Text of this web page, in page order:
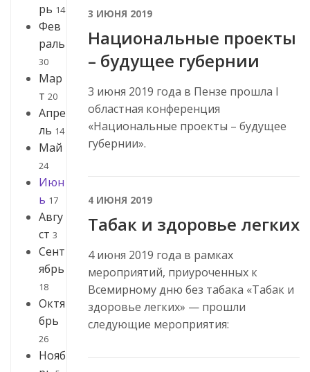
рь 14
Фев
раль
30
Мар
т 20
Апре
ль 14
Май
24
Июн
ь 17
Авгу
ст 3
Сент
ябрь
18
Октя
брь
26
Нояб
3 ИЮНЯ 2019
Национальные проекты
– будущее губернии
3 июня 2019 года в Пензе прошла I
областная конференция
«Национальные проекты – будущее
губернии».
4 ИЮНЯ 2019
Табак и здоровье легких
4 июня 2019 года в рамках
мероприятий, приуроченных к
Всемирному дню без табака «Табак и
здоровье легких» — прошли
следующие мероприятия: